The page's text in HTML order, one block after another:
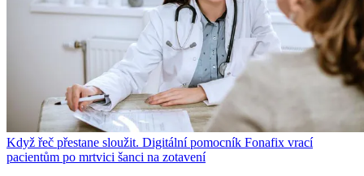
Když řeč přestane sloužit. Digitální pomocník Fonafix vrací
pacientům po mrtvici šanci na zotavení